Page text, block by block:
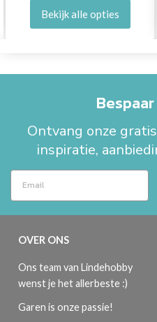
Bekijk alle opties
Ontvang onze
inspiratie,
OVER ONS
Ons team van Lindehobby
wenst je het allerbeste :)
Garen is onze passie!